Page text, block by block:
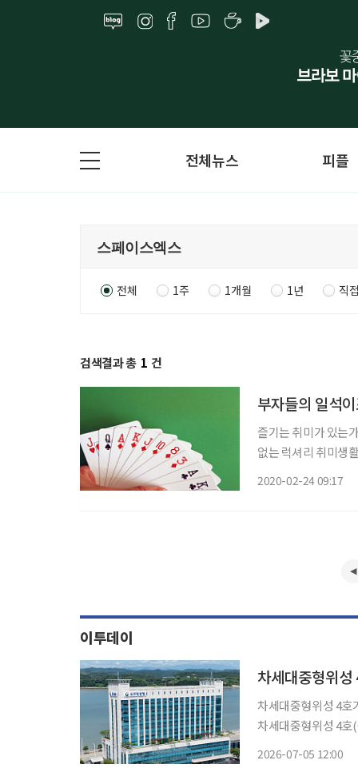
전체뉴스 피플
전체 1주 1개월 1년 직
검색결과 총 1 건
부자들의 일석
즐기는 취미가 있는
없는 럭셔리 취미생활을 엿봤다. 브리지 게임에 빠진 슈퍼
2020-02-24 09:17
이투데이
차세대중형위
차세대중형위성 4호가 미국 우주
차세대중형위성 4호
2026-07-05 12:00